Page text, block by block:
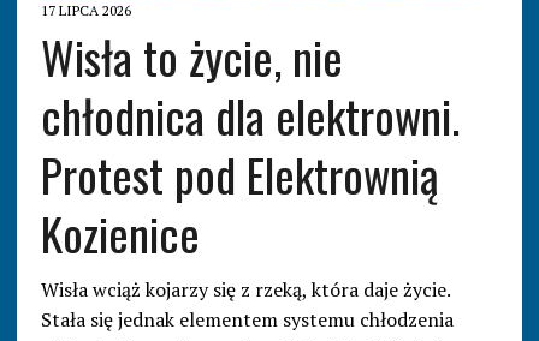
17 LIPCA 2026
Wisła to życie, nie
chłodnica dla elektrowni.
Protest pod Elektrownią
Kozienice
Wisła wciąż kojarzy się z rzeką, która daje życie.
Stała się jednak elementem systemu chłodzenia